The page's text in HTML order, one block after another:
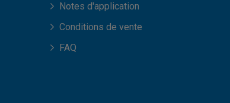
Notes d'application
Conditions de vente
FAQ